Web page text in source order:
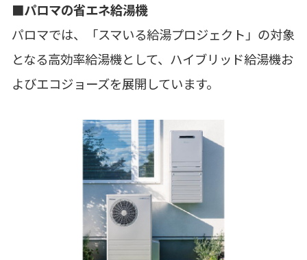
■パロマの省エネ給湯機
パロマでは、「スマいる給湯プロジェクト」の対象
となる高効率給湯機として、ハイブリッド給湯機お
よびエコジョーズを展開しています。